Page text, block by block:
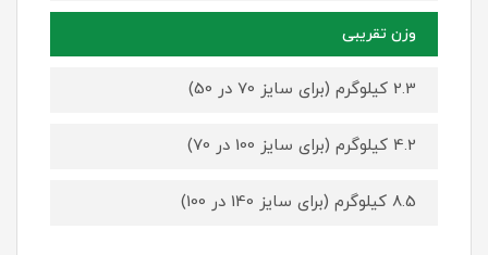
وزن تقریبی
2.3 کیلوگرم (برای سایز 70 در 50)
4.2 کیلوگرم (برای سایز 100 در 70)
8.5 کیلوگرم (برای سایز 140 در 100)